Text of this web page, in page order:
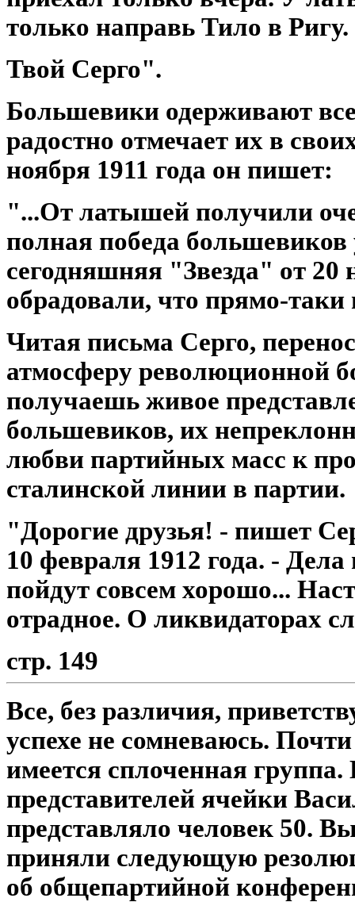
только направь Тило в Ригу.
Твой Серго".
Большевики одерживают
радостно отмечает их в
ноября 1911 года он пишет:
"...От латышей получили
полная победа большевиков
сегодняшняя "Звезда" от 20
обрадовали, что прямо-
Читая письма Серго,
атмосферу революционной
получаешь живое
большевиков, их
любви партийных масс к
сталинской линии в партии.
"Дорогие друзья! - пишет
10 февраля 1912 года. -
пойдут совсем хорошо...
отрадное. О ликвидаторах
стр. 149
Все, без различия,
успехе не сомневаюсь.
имеется сплоченная
представителей ячейки
представляло человек 50.
приняли следующую
об общепартийной